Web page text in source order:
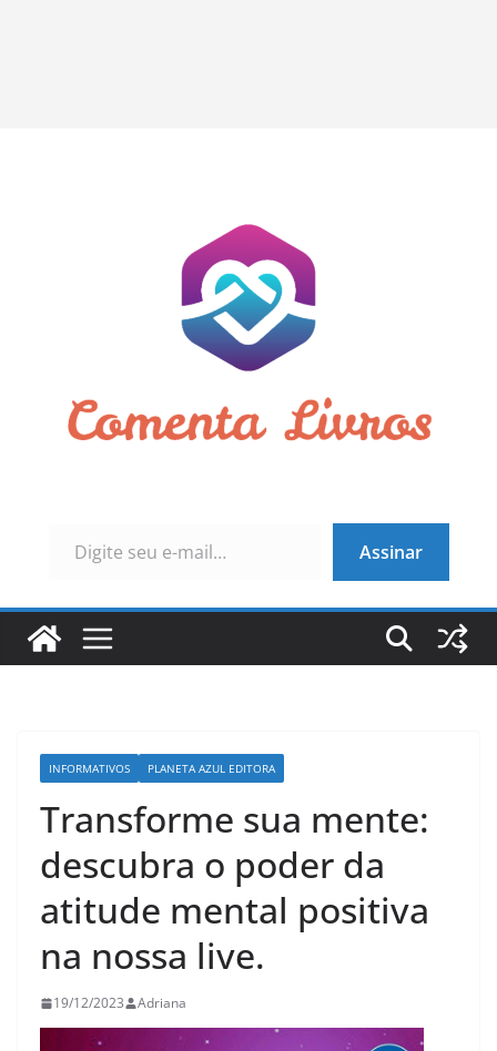
Assinar
INFORMATIVOS PLANETA AZUL EDITORA
Transforme sua mente:
descubra o poder da
atitude mental positiva
na nossa live.
19/12/2023 Adriana